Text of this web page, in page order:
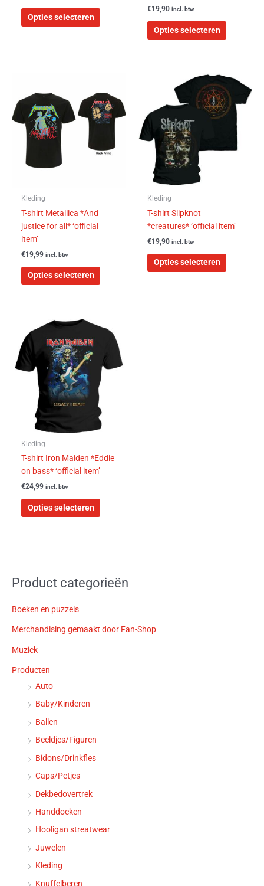
Opties selecteren
€19,90 incl. btw
Opties selecteren
Kleding
T-shirt Metallica *And
justice for all* ‘official
item’
€19,99 incl. btw
Opties selecteren
product
heeft
meerdere
Deze
optie
Kleding
T-shirt Slipknot
*creatures* ‘official item’
€19,90 incl. btw
Opties selecteren
Dit
product
heeft
variaties.
Deze
de
Kleding
T-shirt Iron Maiden *Eddie
on bass* ‘official item’
€24,99 incl. btw
Opties selecteren
Dit
product
meerdere
variaties.
Deze
kan
gekozen
op
de
Product categorieën
Boeken en puzzels
Merchandising gemaakt door Fan-Shop
Muziek
Producten
Auto
Baby/Kinderen
Ballen
Beeldjes/Figuren
Bidons/Drinkfles
Caps/Petjes
Dekbedovertrek
Handdoeken
Hooligan streatwear
Juwelen
Kleding
Knuffelberen